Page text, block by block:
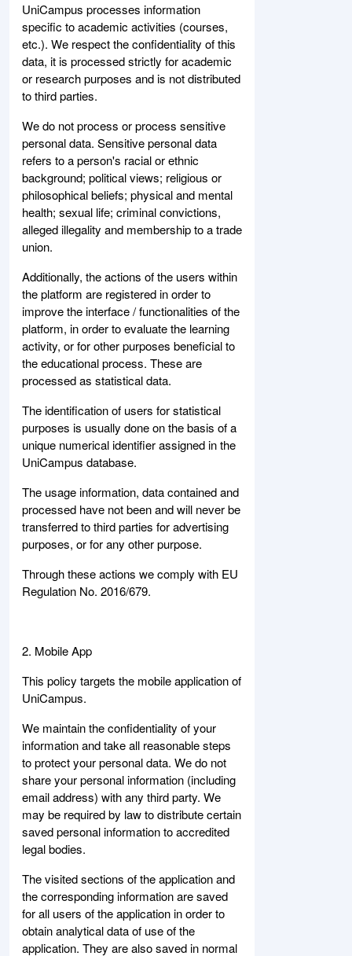
UniCampus processes information
specific to academic activities (courses,
etc.). We respect the confidentiality of this
data, it is processed strictly for academic
or research purposes and is not distributed
to third parties.
We do not process or process sensitive
personal data. Sensitive personal data
refers to a person's racial or ethnic
background; political views; religious or
philosophical beliefs; physical and mental
health; sexual life; criminal convictions,
alleged illegality and membership to a trade
union.
Additionally, the actions of the users within
the platform are registered in order to
improve the interface / functionalities of the
platform, in order to evaluate the learning
activity, or for other purposes beneficial to
the educational process. These are
processed as statistical data.
The identification of users for statistical
purposes is usually done on the basis of a
unique numerical identifier assigned in the
UniCampus database.
The usage information, data contained and
processed have not been and will never be
transferred to third parties for advertising
purposes, or for any other purpose.
Through these actions we comply with EU
Regulation No. 2016/679.
2. Mobile App
This policy targets the mobile application of
UniCampus.
We maintain the confidentiality of your
information and take all reasonable steps
to protect your personal data. We do not
share your personal information (including
email address) with any third party. We
may be required by law to distribute certain
saved personal information to accredited
legal bodies.
The visited sections of the application and
the corresponding information are saved
for all users of the application in order to
obtain analytical data of use of the
application. They are also saved in normal